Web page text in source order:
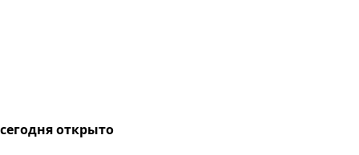
сегодняоткрыто